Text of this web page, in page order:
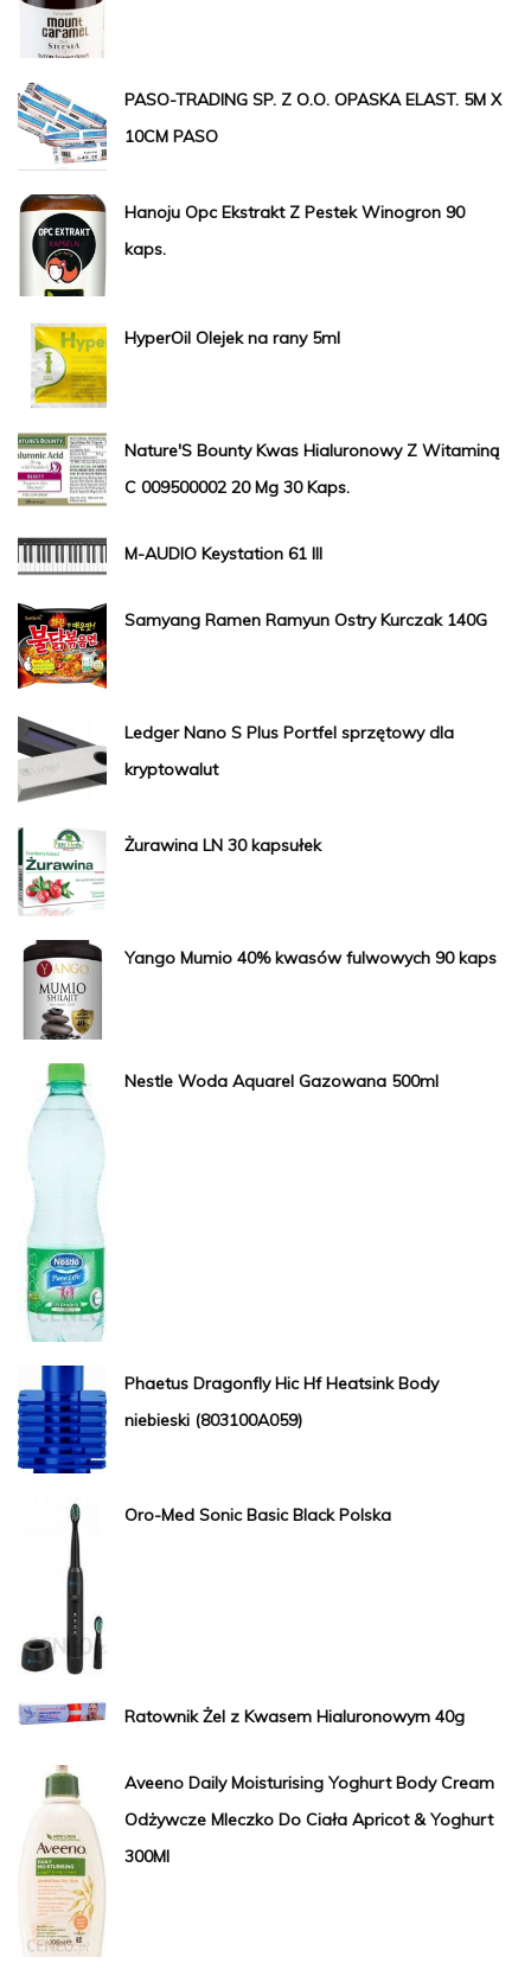
PASO-TRADING SP. Z O.O. OPASKA ELAST. 5M X
10CM PASO
Hanoju Opc Ekstrakt Z Pestek Winogron 90
kaps.
HyperOil Olejek na rany 5ml
Nature'S Bounty Kwas Hialuronowy Z Witaminą
C 009500002 20 Mg 30 Kaps.
M-AUDIO Keystation 61 III
Samyang Ramen Ramyun Ostry Kurczak 140G
Ledger Nano S Plus Portfel sprzętowy dla
kryptowalut
Żurawina LN 30 kapsułek
Yango Mumio 40% kwasów fulwowych 90 kaps
Nestle Woda Aquarel Gazowana 500ml
Phaetus Dragonfly Hic Hf Heatsink Body
niebieski (803100A059)
Oro-Med Sonic Basic Black Polska
Ratownik Żel z Kwasem Hialuronowym 40g
Aveeno Daily Moisturising Yoghurt Body Cream
Odżywcze Mleczko Do Ciała Apricot & Yoghurt
300Ml